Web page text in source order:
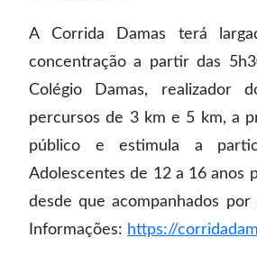
A Corrida Damas terá
concentração a partir das
Colégio Damas, realizador
percursos de 3 km e 5 km, a
público e estimula a
Adolescentes de 12 a 16 anos
desde que acompanhados por
Informações: https://